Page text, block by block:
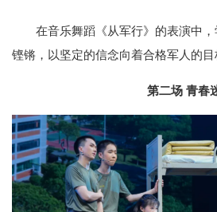
在音乐舞蹈《从军行》的表演中
铿锵，以坚定的信念向着合格军人的目
第二场 青春